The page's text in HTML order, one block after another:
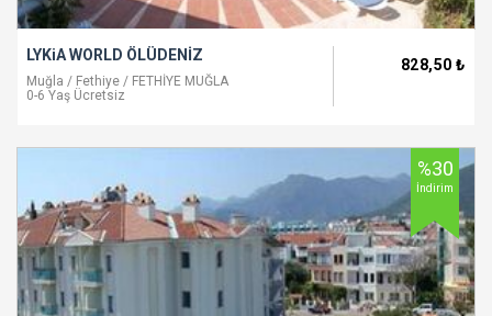
LYKiA WORLD ÖLÜDENİZ
Muğla / Fethiye / FETHİYE MUĞLA
0-6 Yaş Ücretsiz
828,50 ₺
%30
İndirim